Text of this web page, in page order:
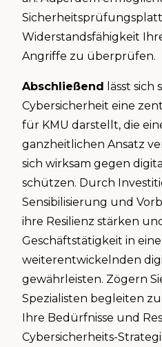
Widerstandsfähigkeit
Angriffe zu überprüfen.
Abschließend lässt sich
Cybersicherheit eine
für KMU darstellt, die
ganzheitlichen Ansatz
sich wirksam gegen
schützen. Durch
Sensibilisierung und
ihre Resilienz stärken
Geschäftstätigkeit in
weiterentwickelnden
gewährleisten. Zögern
Spezialisten begleiten
Ihre Bedürfnisse und
Cybersicherheits-